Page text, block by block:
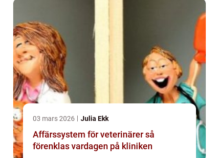
03 mars 2026 Julia Ekk
Affärssystem för veterinärer så
förenklas vardagen på kliniken